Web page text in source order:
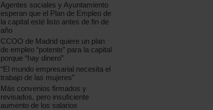
Agentes sociales y Ayuntamiento
esperan que el Plan de Empleo de
la capital esté listo antes de fin de
año
CCOO de Madrid quiere un plan
de empleo “potente” para la capital
porque “hay dinero”
“El mundo empresarial necesita el
trabajo de las mujeres”
Más convenios firmados y
revisados, pero insuficiente
aumento de los salarios